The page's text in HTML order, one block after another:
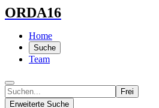
ORDA16
Home
Suche
Team
Frei
Erweiterte Suche